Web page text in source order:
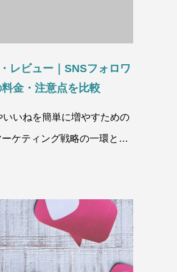
レビュー｜SNSフォロワ
金・注意点を比較
いねを簡単に増やすための
ケティング戦略の一環とし
利用しています。この